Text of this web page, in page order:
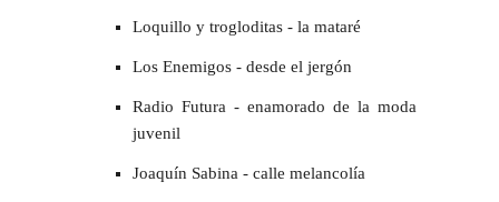
Loquillo y trogloditas - la mataré
Los Enemigos - desde el jergón
Radio Futura - enamorado de la moda
juvenil
Joaquín Sabina - calle melancolía